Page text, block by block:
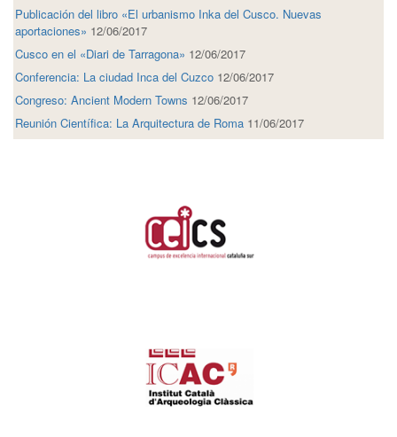
Publicación del libro «El urbanismo Inka del Cusco. Nuevas
aportaciones» 12/06/2017
Cusco en el «Diari de Tarragona» 12/06/2017
Conferencia: La ciudad Inca del Cuzco 12/06/2017
Congreso: Ancient Modern Towns 12/06/2017
Reunión Científica: La Arquitectura de Roma 11/06/2017